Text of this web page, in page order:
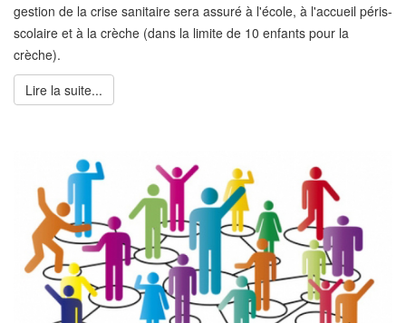
gestion de la crise sanitaire sera assuré à l'école, à l'accueil péris-
scolaire et à la crèche (dans la limite de 10 enfants pour la
crèche).
Lire la suite...